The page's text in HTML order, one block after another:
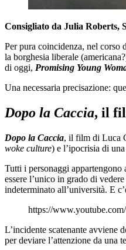
Consigliato da Julia Roberts,
Per pura coincidenza, nel corso
la borghesia liberale
di oggi, Promising Young
Una necessaria precisazione:
Dopo la Caccia, il
Dopo la Caccia, il film di Luca
woke culture) e l’ipocrisia di
Tutti i personaggi appartengono
essere l’unico in grado di
indeterminato all’università. E
https://
L’incidente scatenante avviene
per deviare l’attenzione da una